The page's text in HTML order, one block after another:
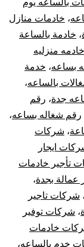
بالساعه يوم
، خادمات منازل
، خادمة بالساعة
خادمه منزليه
بساعه، خدمة
بالساعه،
جدة، رقم
رقم شغاله بساعه،
، شركات
ايجار
تأجير خادمات
عمالة بجدة،
، شركات تاجير
، شركات توفير
خادمات
خدم بالساعه،